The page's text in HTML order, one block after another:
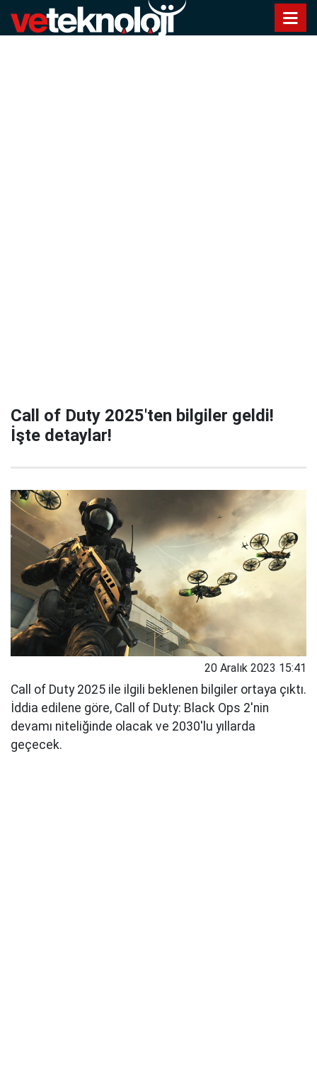
Call of Duty 2025'ten bilgiler geldi!
İşte detaylar!
20 Aralık 2023 15:41
Call of Duty 2025 ile ilgili beklenen bilgiler ortaya çıktı.
İddia edilene göre, Call of Duty: Black Ops 2'nin
devamı niteliğinde olacak ve 2030'lu yıllarda
geçecek.